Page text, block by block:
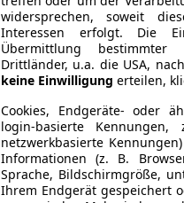
widersprechen, soweit
Interessen erfolgt. Die
Übermittlung bestimmter
Drittländer, u.a. die USA,
keine Einwilligung erteilen,
Cookies, Endgeräte- oder
login-basierte Kennungen,
netzwerkbasierte
Informationen (z. B.
Sprache, Bildschirmgröße,
Ihrem Endgerät gespeichert